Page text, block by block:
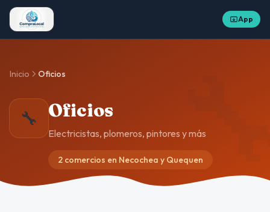
App
Inicio Oficios
🔧 Oficios
Electricistas, plomeros, pintores y más
2 comercios en Necochea y Quequen